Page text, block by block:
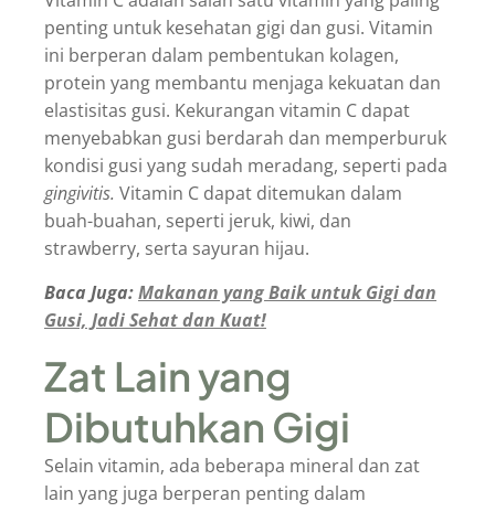
penting untuk kesehatan gigi dan gusi. Vitamin
ini berperan dalam pembentukan kolagen,
protein yang membantu menjaga kekuatan dan
elastisitas gusi. Kekurangan vitamin C dapat
menyebabkan gusi berdarah dan memperburuk
kondisi gusi yang sudah meradang, seperti pada
gingivitis. Vitamin C dapat ditemukan dalam
buah-buahan, seperti jeruk, kiwi, dan
strawberry, serta sayuran hijau.
Baca Juga:Makanan yang Baik untuk Gigi dan
Gusi, Jadi Sehat dan Kuat!
Zat Lain yang
Dibutuhkan Gigi
Selain vitamin, ada beberapa mineral dan zat
lain yang juga berperan penting dalam